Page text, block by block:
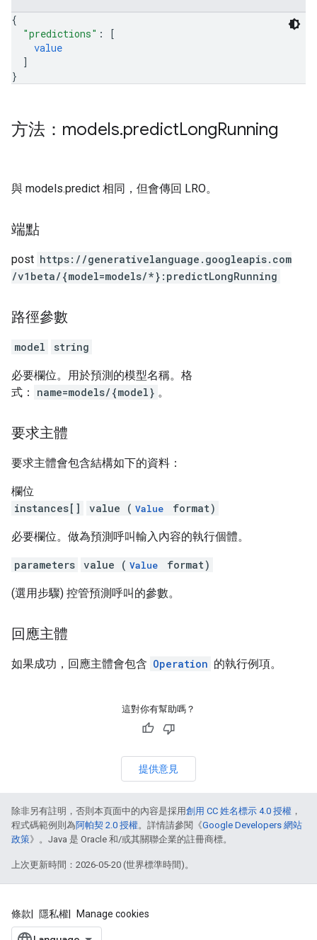
{
"predictions" :
[
value
]
}
方法：models.predictLongRunning
與 models.predict 相同，但會傳回 LRO。
端點
post https: / /generativelanguage.googleapis.com
/v1beta/{model=models/*}:predictLongRunning
路徑參數
model string
必要欄位。用於預測的模型名稱。格
式：
name=models/{model} 。
要求主體
要求主體會包含結構如下的資料：
欄位
instances[]
value ( Value format)
必要欄位。做為預測呼叫輸入內容的執行個體。
parameters value ( Value format)
(選用步驟) 控管預測呼叫的參數。
回應主體
如果成功，回應主體會包含 Operation 的執行例項。
這對你有幫助嗎？
提供意見
除非另有註明，否則本頁面中的內容是採用創用 CC 姓名標示 4.0 授權 ，
程式碼範例則為阿帕契 2.0 授權。詳情請參閱《Google Developers 網站
政策》。Java 是 Oracle 和/或其關聯企業的註冊商標。
上次更新時間：2026-05-20 (世界標準時間)。
條款 隱私權 Manage cookies